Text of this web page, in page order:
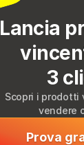
Lancia
3
Scopri i prodotti
vendere
Prova